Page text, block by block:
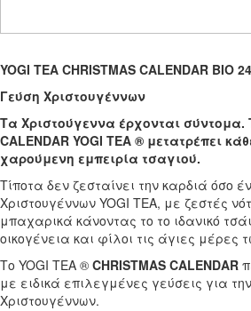
YOGI TEA CHRISTMAS CALENDAR ΒΙΟ 24
Γεύση Χριστουγέννων
Τα Χριστούγεννα έρχονται σύντομα.
CALENDAR YOGI TEA ® μετατρέπει
χαρούμενη εμπειρία τσαγιού.
Τίποτα δεν ζεσταίνει την καρδιά όσο
Χριστουγέννων YOGI TEA, με ζεστές
μπαχαρικά κάνοντας το το ιδανικό
οικογένεια και φίλοι τις άγιες μέρες
Το YOGI TEA ® CHRISTMAS CALENDAR
με ειδικά επιλεγμένες γεύσεις για
Χριστουγέννων.